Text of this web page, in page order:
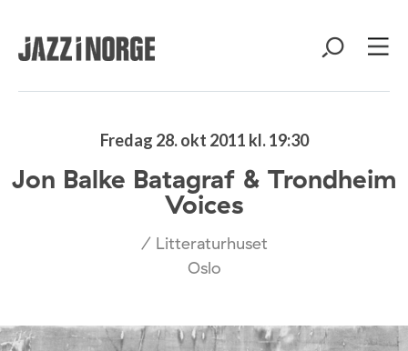
Fredag 28. okt 2011 kl. 19:30
Jon Balke Batagraf & Trondheim
Voices
/ Litteraturhuset
Oslo